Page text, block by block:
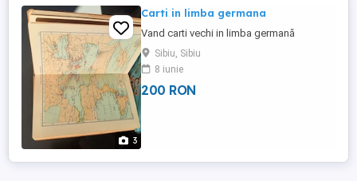
3
Carti in limba germana
Vand carti vechi in limba germană
Sibiu, Sibiu
8 iunie
200 RON